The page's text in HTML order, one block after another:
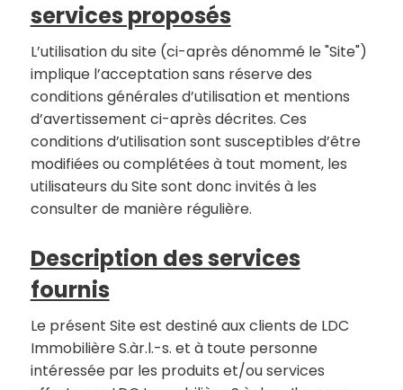
services proposés
L’utilisation du site (ci-après dénommé le "Site")
implique l’acceptation sans réserve des
conditions générales d’utilisation et mentions
d’avertissement ci-après décrites. Ces
conditions d’utilisation sont susceptibles d’être
modifiées ou complétées à tout moment, les
utilisateurs du Site sont donc invités à les
consulter de manière régulière.
Description des services
fournis
Le présent Site est destiné aux clients de LDC
Immobilière S.àr.l.-s. et à toute personne
intéressée par les produits et/ou services